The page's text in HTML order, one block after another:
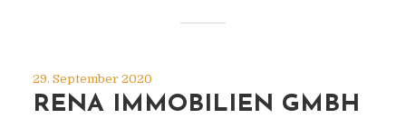
29. September 2020
RENA IMMOBILIEN GMBH